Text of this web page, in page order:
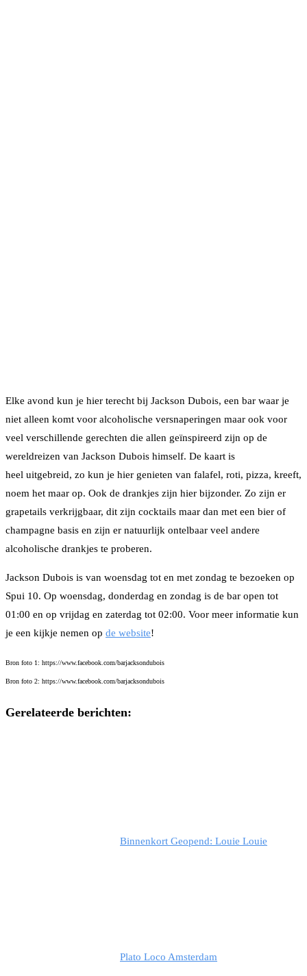
Elke avond kun je hier terecht bij Jackson Dubois, een bar waar je
niet alleen komt voor alcoholische versnaperingen maar ook voor
veel verschillende gerechten die allen geïnspireerd zijn op de
wereldreizen van Jackson Dubois himself. De kaart is
heel uitgebreid, zo kun je hier genieten van falafel, roti, pizza, kreeft,
noem het maar op. Ook de drankjes zijn hier bijzonder. Zo zijn er
grapetails verkrijgbaar, dit zijn cocktails maar dan met een bier of
champagne basis en zijn er natuurlijk ontelbaar veel andere
alcoholische drankjes te proberen.
Jackson Dubois is van woensdag tot en met zondag te bezoeken op
Spui 10. Op woensdag, donderdag en zondag is de bar open tot
01:00 en op vrijdag en zaterdag tot 02:00. Voor meer informatie kun
je een kijkje nemen op de website!
Bron foto 1: https://www.facebook.com/barjacksondubois
Bron foto 2: https://www.facebook.com/barjacksondubois
Gerelateerde berichten:
Binnenkort Geopend: Louie Louie
Plato Loco Amsterdam